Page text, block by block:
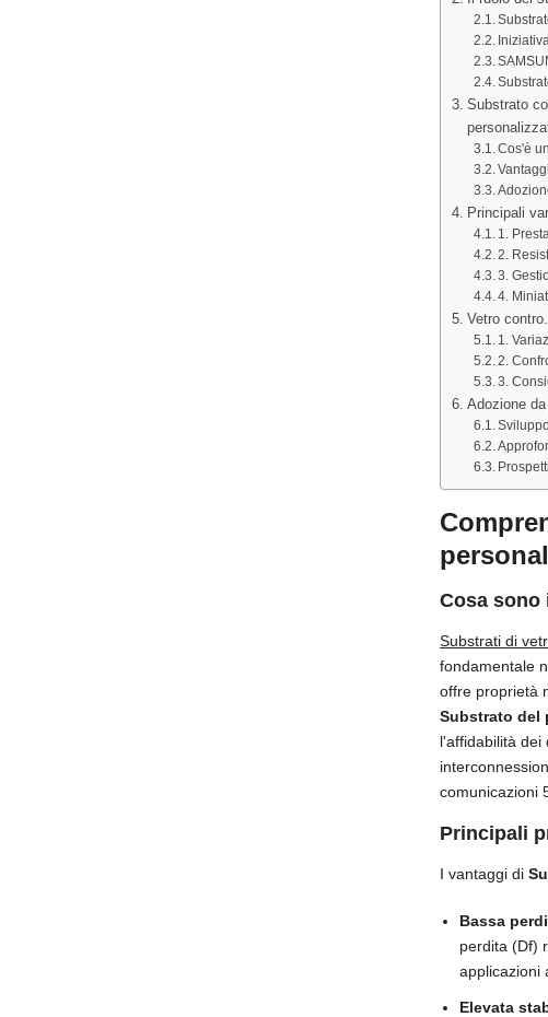
Substrato
Cos'è
Principali
1.
2.
3.
4.
Vetro
1.
2.
3.
Adozione
Cosa sono
Substrati di
fondamentale
offre proprietà
Substrato del
l'affidabilità dei
comunicazioni
Principali
I vantaggi di
Bassa
perdita (Df)
applicazioni
Elevata